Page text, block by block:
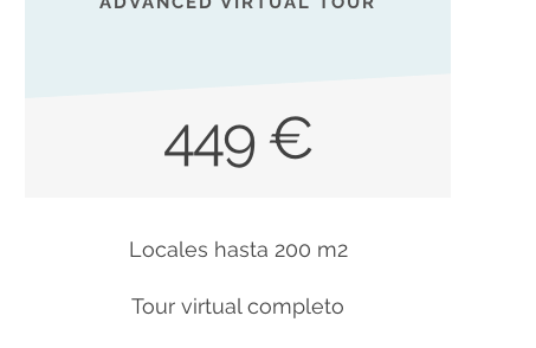
449 €
Locales hasta 200 m2
Tour virtual completo